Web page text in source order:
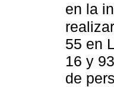
en la
55 en
16 y
de